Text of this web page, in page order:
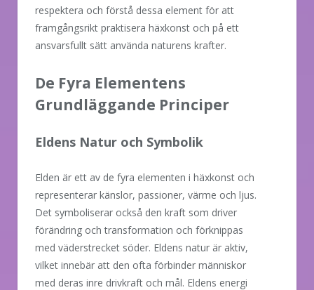
respektera och förstå dessa element för att
framgångsrikt praktisera häxkonst och på ett
ansvarsfullt sätt använda naturens krafter.
De Fyra Elementens
Grundläggande Principer
Eldens Natur och Symbolik
Elden är ett av de fyra elementen i häxkonst och
representerar känslor, passioner, värme och ljus.
Det symboliserar också den kraft som driver
förändring och transformation och förknippas
med väderstrecket söder. Eldens natur är aktiv,
vilket innebär att den ofta förbinder människor
med deras inre drivkraft och mål. Eldens energi